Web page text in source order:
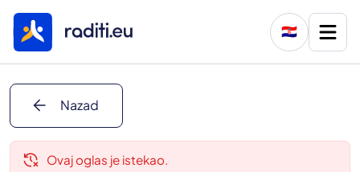
🇭🇷
arrow_back Nazad
delete_history Ovaj oglas je istekao.